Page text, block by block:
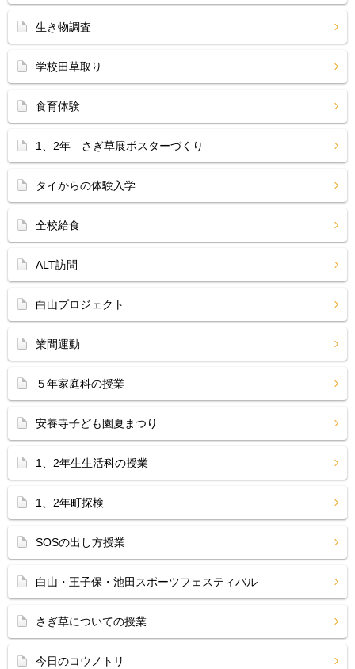
生き物調査
学校田草取り
食育体験
1、2年 さぎ草展ポスターづくり
タイからの体験入学
全校給食
ALT訪問
白山プロジェクト
業間運動
５年家庭科の授業
安養寺子ども園夏まつり
1、2年生生活科の授業
1、2年町探検
SOSの出し方授業
白山・王子保・池田スポーツフェスティバル
さぎ草についての授業
今日のコウノトリ